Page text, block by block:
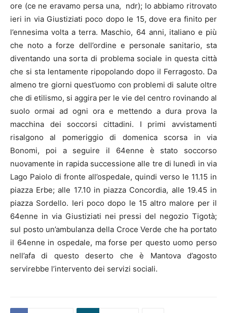
ore (ce ne eravamo persa una, ndr); lo abbiamo ritrovato
ieri in via Giustiziati poco dopo le 15, dove era finito per
l’ennesima volta a terra. Maschio, 64 anni, italiano e più
che noto a forze dell’ordine e personale sanitario, sta
diventando una sorta di problema sociale in questa città
che si sta lentamente ripopolando dopo il Ferragosto. Da
almeno tre giorni quest’uomo con problemi di salute oltre
che di etilismo, si aggira per le vie del centro rovinando al
suolo ormai ad ogni ora e mettendo a dura prova la
macchina dei soccorsi cittadini. I primi avvistamenti
risalgono al pomeriggio di domenica scorsa in via
Bonomi, poi a seguire il 64enne è stato soccorso
nuovamente in rapida successione alle tre di lunedì in via
Lago Paiolo di fronte all’ospedale, quindi verso le 11.15 in
piazza Erbe; alle 17.10 in piazza Concordia, alle 19.45 in
piazza Sordello. Ieri poco dopo le 15 altro malore per il
64enne in via Giustiziati nei pressi del negozio Tigotà;
sul posto un’ambulanza della Croce Verde che ha portato
il 64enne in ospedale, ma forse per questo uomo perso
nell’afa di questo deserto che è Mantova d’agosto
servirebbe l’intervento dei servizi sociali.